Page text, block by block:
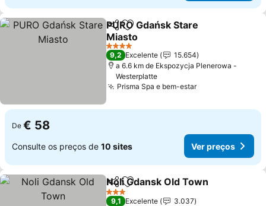
PartilharAdicionar aos favoritos
PURO Gdańsk Stare
Miasto
Ver preços
4 Estrelas
9,2 Excelente
15.654
a 6.6 km de Ekspozycja Plenerowa -
Westerplatte
Prisma Spa e bem-estarVer preços
De € 58
Consulte os preços de 10 sites Ver preços
PartilharAdicionar aos favoritos
Noli Gdansk Old Town
3 Estrelas
9,1 Excelente
3.037